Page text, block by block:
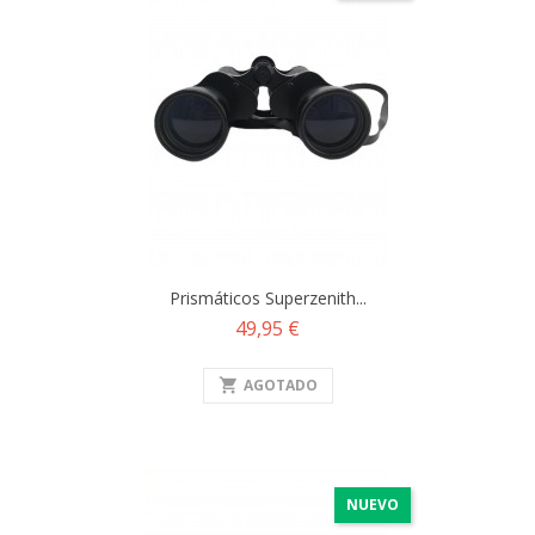
Prismáticos Superzenith...
Precio
49,95 €
shopping_cart AGOTADO
NUEVO